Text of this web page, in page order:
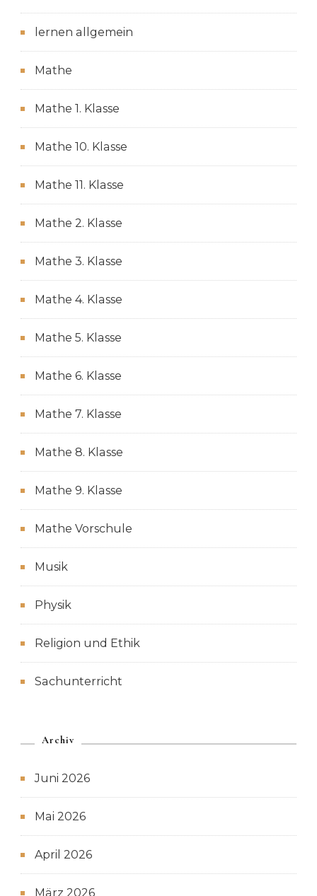
lernen allgemein
Mathe
Mathe 1. Klasse
Mathe 10. Klasse
Mathe 11. Klasse
Mathe 2. Klasse
Mathe 3. Klasse
Mathe 4. Klasse
Mathe 5. Klasse
Mathe 6. Klasse
Mathe 7. Klasse
Mathe 8. Klasse
Mathe 9. Klasse
Mathe Vorschule
Musik
Physik
Religion und Ethik
Sachunterricht
Archiv
Juni 2026
Mai 2026
April 2026
März 2026